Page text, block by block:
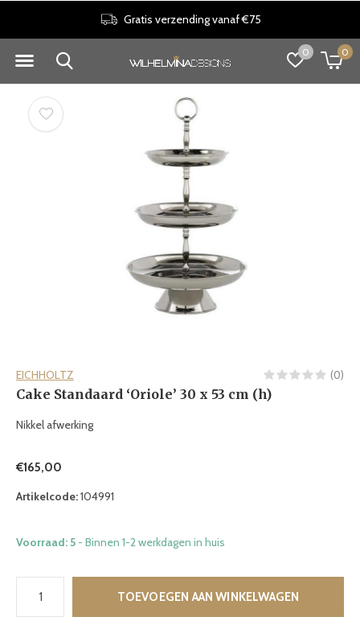
0 0
Gratis verzending vanaf €75
EICHHOLTZ (0)
Cake Standaard ‘Oriole’ 30 x 53 cm (h)
Nikkel afwerking
€165,00
Artikelcode:104991
Voorraad: 5 - Binnen 1-2 werkdagen in huis
TOEVOEGEN AAN WINKELWAGEN